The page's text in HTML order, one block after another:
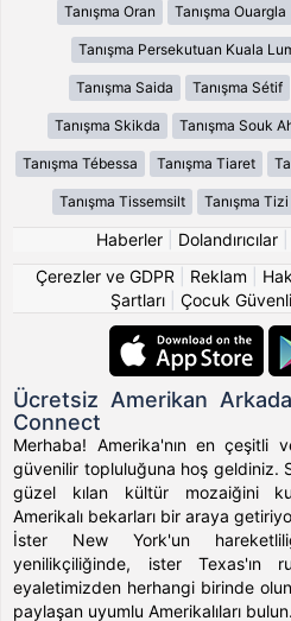
Tanışma Oran Tanışma Ouargla
Tanışma Persekutuan Kuala
Tanışma Saida Tanışma Sétif
Tanışma Skikda Tanışma Souk
Tanışma Tébessa Tanışma Tiaret
Tanışma Tissemsilt Tanışma
Haberler Dolandırıcılar
Çerezler ve GDPR
Reklam
Şartları| Çocuk
Ücretsiz Amerikan
Connect
Merhaba! Amerika'nın en çeşitli
güvenilir topluluğuna hoş geldiniz.
güzel kılan kültür mozaiğini
Amerikalı bekarları bir araya
İster New York'un
yenilikçiliğinde, ister
eyaletimizden herhangi birinde
paylaşan uyumlu Amerikalıları bulun.